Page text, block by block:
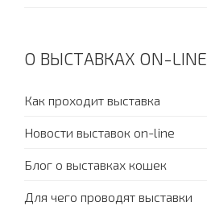
О ВЫСТАВКАХ ON-LINE
Как проходит выставка
Новости выставок on-line
Блог о выставках кошек
Для чего проводят выставки